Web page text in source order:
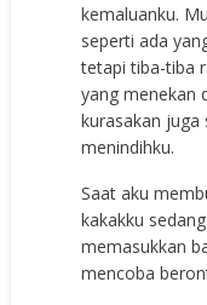
kemaluanku.
seperti ada
tetapi tiba-tiba
yang menekan
kurasakan juga
menindihku.
Saat aku
kakakku
memasukkan
mencoba